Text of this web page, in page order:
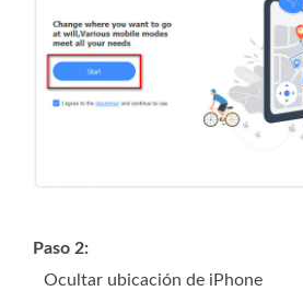
Paso 2:
Ocultar ubicación de iPhone